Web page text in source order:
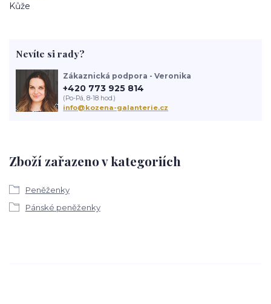
Kůže
Zboží zařazeno v kategoriích
Peněženky
Pánské peněženky
Nevíte si rady?
Zákaznická podpora - Veronika
+420 773 925 814
(Po-Pá, 8-18 hod.)
info@kozena-galanterie.cz